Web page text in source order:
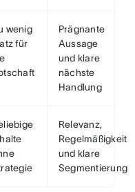
wenig
für
Prägnante
Aussage
und klare
nächste
Handlung
Relevanz,
Regelmäßigkeit
und klare
Segmentierung